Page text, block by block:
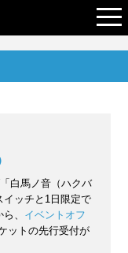
白馬ノ音（ハクバ
イッチと1日限定で
、 イベントオフ
ットの先行受付が